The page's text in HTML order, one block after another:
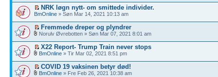
NRK løgn nytt- om smittede individer.
BmOnline » Søn Mar 14, 2021 10:13 am
Fremmede dreper og plyndrer
Norulv Øvrebotten » Søn Mar 07, 2021 8:01 am
X22 Report- Trump Train never stops
BmOnline » Tir Mar 02, 2021 8:51 pm
COVID 19 vaksinen betyr død!
BmOnline » Fre Feb 26, 2021 10:38 am